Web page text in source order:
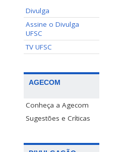
Divulga
Assine o Divulga
UFSC
TV UFSC
AGECOM
Conheça a Agecom
Sugestões e Críticas